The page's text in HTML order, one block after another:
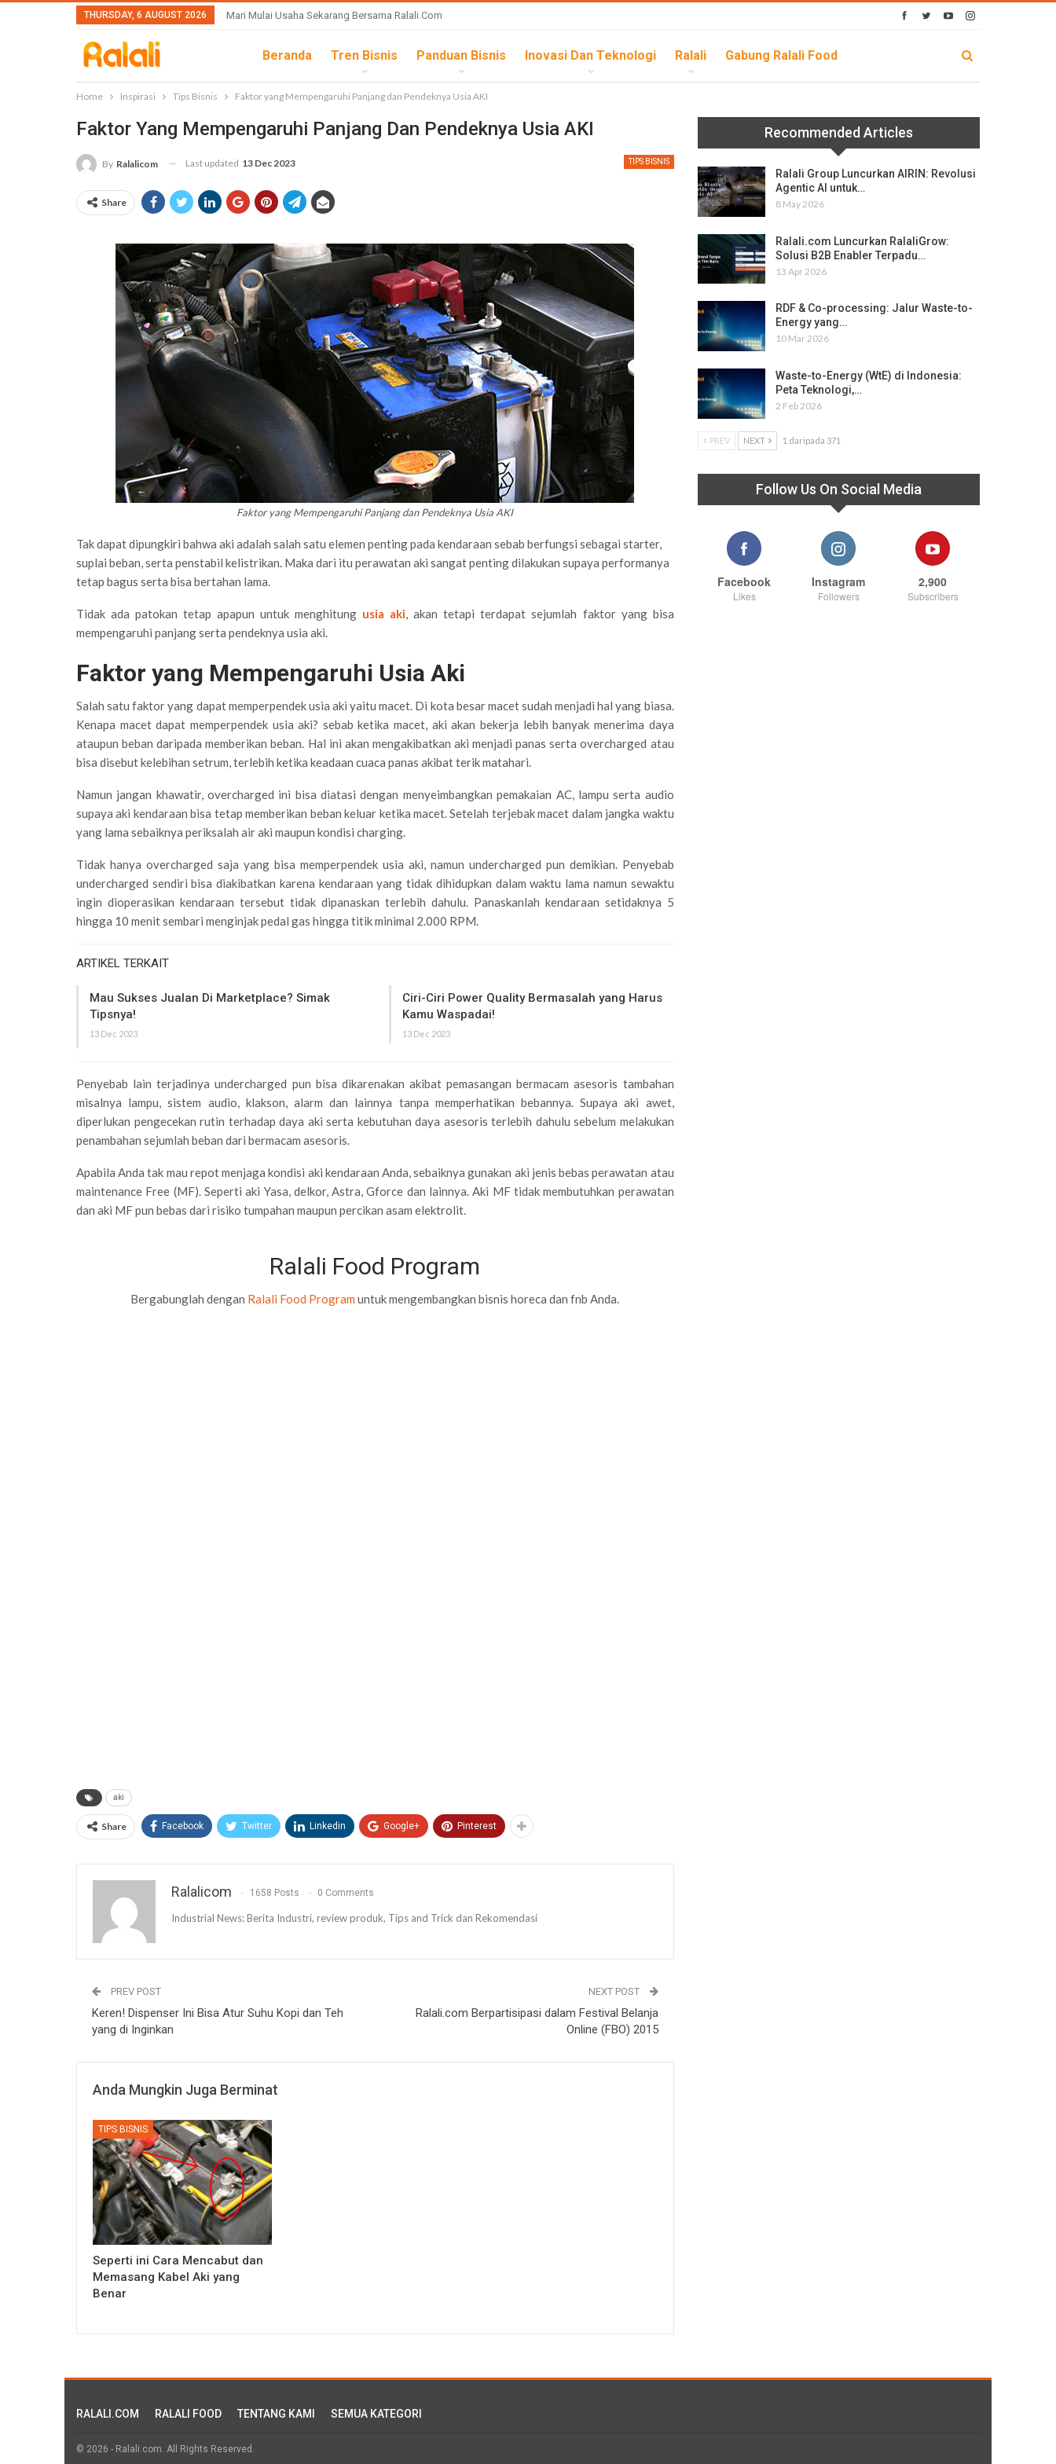
THURSDAY, 6 AUGUST 2026 Mari Mulai Usaha Sekarang Bersama Ralali.com
Beranda Tren Bisnis Panduan Bisnis Inovasi Dan Teknologi Ralali Gabung Ralali Food
Home Inspirasi Tips Bisnis Faktor yang Mempengaruhi Panjang dan Pendeknya Usia AKI
Faktor Yang Mempengaruhi Panjang Dan Pendeknya Usia AKI
TIPS BISNIS
By Ralalicom Last updated 13 Dec 2023
Share
Faktor yang Mempengaruhi Panjang dan Pendeknya Usia AKI
Tak dapat dipungkiri bahwa aki adalah salah satu elemen penting pada kendaraan sebab berfungsi sebagai starter,
suplai beban, serta penstabil kelistrikan. Maka dari itu perawatan aki sangat penting dilakukan supaya performanya
tetap bagus serta bisa bertahan lama.
Tidak ada patokan tetap apapun untuk menghitung usia aki, akan tetapi terdapat sejumlah faktor yang bisa
mempengaruhi panjang serta pendeknya usia aki.
Faktor yang Mempengaruhi Usia Aki
Salah satu faktor yang dapat memperpendek usia aki yaitu macet. Di kota besar macet sudah menjadi hal yang biasa.
Kenapa macet dapat memperpendek usia aki? sebab ketika macet, aki akan bekerja lebih banyak menerima daya
ataupun beban daripada memberikan beban. Hal ini akan mengakibatkan aki menjadi panas serta overcharged atau
bisa disebut kelebihan setrum, terlebih ketika keadaan cuaca panas akibat terik matahari.
Namun jangan khawatir, overcharged ini bisa diatasi dengan menyeimbangkan pemakaian AC, lampu serta audio
supaya aki kendaraan bisa tetap memberikan beban keluar ketika macet. Setelah terjebak macet dalam jangka waktu
yang lama sebaiknya periksalah air aki maupun kondisi charging.
Tidak hanya overcharged saja yang bisa memperpendek usia aki, namun undercharged pun demikian. Penyebab
undercharged sendiri bisa diakibatkan karena kendaraan yang tidak dihidupkan dalam waktu lama namun sewaktu
ingin dioperasikan kendaraan tersebut tidak dipanaskan terlebih dahulu. Panaskanlah kendaraan setidaknya 5
hingga 10 menit sembari menginjak pedal gas hingga titik minimal 2.000 RPM.
ARTIKEL TERKAIT
Mau Sukses Jualan Di Marketplace? Simak
Tipsnya!
13 Dec 2023
Ciri-Ciri Power Quality Bermasalah yang Harus
Kamu Waspadai!
13 Dec 2023
Penyebab lain terjadinya undercharged pun bisa dikarenakan akibat pemasangan bermacam asesoris tambahan
misalnya lampu, sistem audio, klakson, alarm dan lainnya tanpa memperhatikan bebannya. Supaya aki awet,
diperlukan pengecekan rutin terhadap daya aki serta kebutuhan daya asesoris terlebih dahulu sebelum melakukan
penambahan sejumlah beban dari bermacam asesoris.
Apabila Anda tak mau repot menjaga kondisi aki kendaraan Anda, sebaiknya gunakan aki jenis bebas perawatan atau
maintenance Free (MF). Seperti aki Yasa, delkor, Astra, Gforce dan lainnya. Aki MF tidak membutuhkan perawatan
dan aki MF pun bebas dari risiko tumpahan maupun percikan asam elektrolit.
Ralali Food Program
Bergabunglah dengan Ralali Food Program untuk mengembangkan bisnis horeca dan fnb Anda.
aki
Share Facebook Twitter Linkedin Google+ Pinterest
Ralalicom 1658 Posts 0 Comments
Industrial News: Berita Industri, review produk, Tips and Trick dan Rekomendasi
PREV POST
Keren! Dispenser Ini Bisa Atur Suhu Kopi dan Teh
yang di Inginkan
NEXT POST
Ralali.com Berpartisipasi dalam Festival Belanja
Online (FBO) 2015
Anda Mungkin Juga Berminat
TIPS BISNIS
Seperti ini Cara Mencabut dan
Memasang Kabel Aki yang
Benar
Recommended Articles
Ralali Group Luncurkan AIRIN: Revolusi
Agentic AI untuk…
8 May 2026
Ralali.com Luncurkan RalaliGrow:
Solusi B2B Enabler Terpadu…
13 Apr 2026
RDF & Co-processing: Jalur Waste-to-
Energy yang…
10 Mar 2026
Waste-to-Energy (WtE) di Indonesia:
Peta Teknologi,…
2 Feb 2026
PREV NEXT 1 daripada 371
Follow Us On Social Media
Facebook
Likes
Instagram
Followers
2,900
Subscribers
RALALI.COM RALALI FOOD TENTANG KAMI SEMUA KATEGORI
© 2026 - Ralali.com. All Rights Reserved.